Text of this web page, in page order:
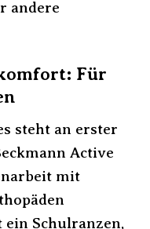
andere
Für
steht an erster
Active
mit
ein Schulranzen,